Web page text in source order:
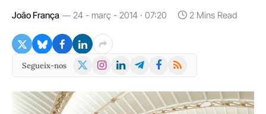
João França 24 - març - 2014 · 07:20 2 Mins Read
Segueix-nos
X
Instagram
LinkedInTelegramFacebook
RSS